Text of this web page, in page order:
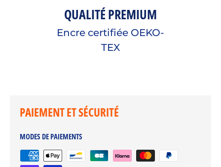
QUALITÉ PREMIUM
Encre certifiée OEKO-
TEX
PAIEMENT ET SÉCURITÉ
MODES DE PAIEMENTS